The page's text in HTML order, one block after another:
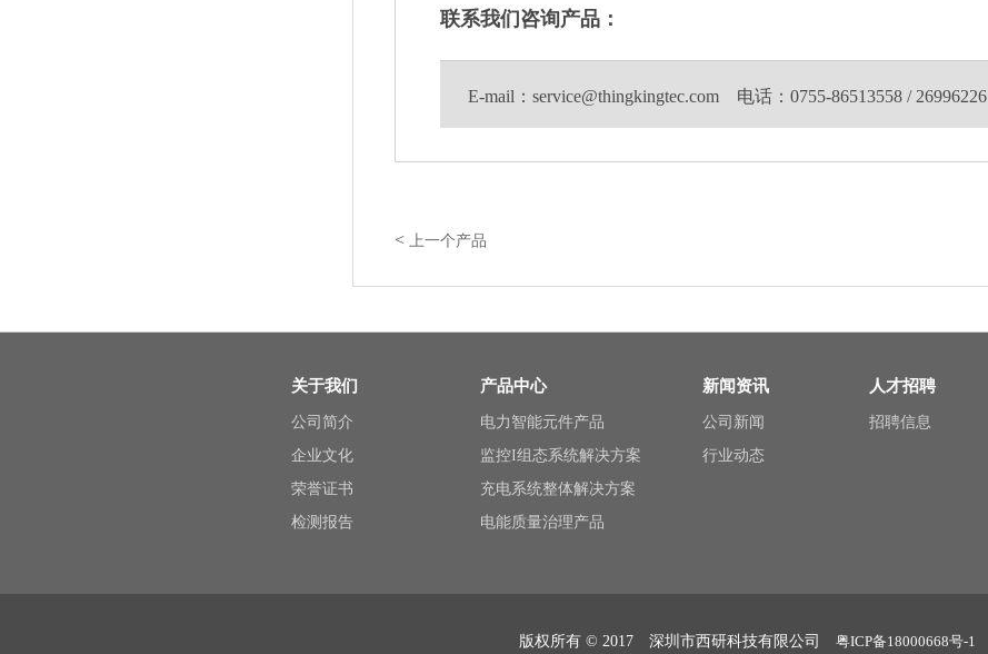
联系我们咨询产品：
E-mail：service@thingkingtec.com 电话：0755-86513558 / 26996226
< 上一个产品
关于我们
公司简介
企业文化
荣誉证书
检测报告
产品中心
电力智能元件产品
监控I组态系统解决方案
充电系统整体解决方案
电能质量治理产品
新闻资讯
公司新闻
行业动态
人才招聘
招聘信息
版权所有 © 2017 深圳市西研科技有限公司 粤ICP备18000668号-1